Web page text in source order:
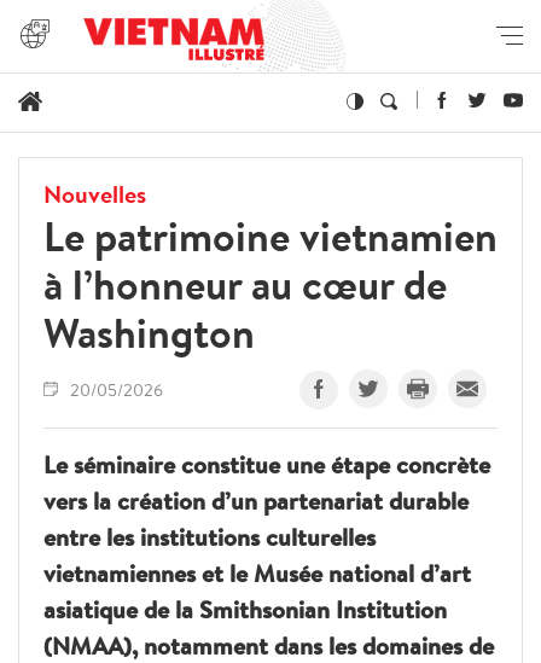
Nouvelles
Le patrimoine vietnamien
à l’honneur au cœur de
Washington
20/05/2026
Le séminaire constitue une étape concrète
vers la création d’un partenariat durable
entre les institutions culturelles
vietnamiennes et le Musée national d’art
asiatique de la Smithsonian Institution
(NMAA), notamment dans les domaines de